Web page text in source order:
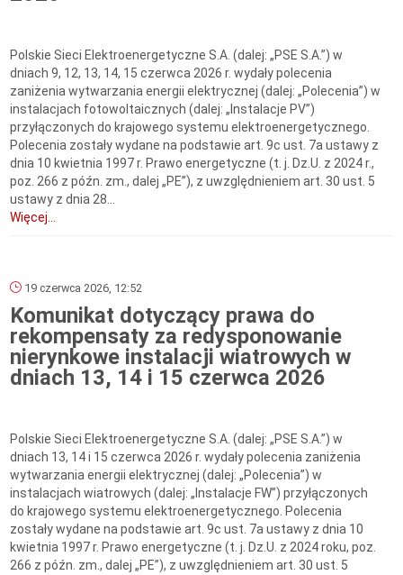
Polskie Sieci Elektroenergetyczne S.A. (dalej: „PSE S.A.”) w
dniach 9, 12, 13, 14, 15 czerwca 2026 r. wydały polecenia
zaniżenia wytwarzania energii elektrycznej (dalej: „Polecenia”) w
instalacjach fotowoltaicznych (dalej: „Instalacje PV”)
przyłączonych do krajowego systemu elektroenergetycznego.
Polecenia zostały wydane na podstawie art. 9c ust. 7a ustawy z
dnia 10 kwietnia 1997 r. Prawo energetyczne (t. j. Dz.U. z 2024 r.,
poz. 266 z późn. zm., dalej „PE”), z uwzględnieniem art. 30 ust. 5
ustawy z dnia 28...
Więcej...
19 czerwca 2026, 12:52
Komunikat dotyczący prawa do
rekompensaty za redysponowanie
nierynkowe instalacji wiatrowych w
dniach 13, 14 i 15 czerwca 2026
Polskie Sieci Elektroenergetyczne S.A. (dalej: „PSE S.A.”) w
dniach 13, 14 i 15 czerwca 2026 r. wydały polecenia zaniżenia
wytwarzania energii elektrycznej (dalej: „Polecenia”) w
instalacjach wiatrowych (dalej: „Instalacje FW”) przyłączonych
do krajowego systemu elektroenergetycznego. Polecenia
zostały wydane na podstawie art. 9c ust. 7a ustawy z dnia 10
kwietnia 1997 r. Prawo energetyczne (t. j. Dz.U. z 2024 roku, poz.
266 z późn. zm., dalej „PE”), z uwzględnieniem art. 30 ust. 5